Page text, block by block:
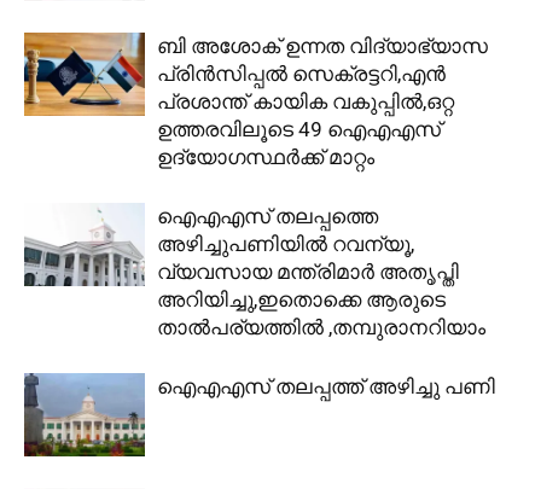
ബി അശോക് ഉന്നത വിദ്യാഭ്യാസ
പ്രിൻസിപ്പൽ സെക്രട്ടറി,എൻ
പ്രശാന്ത് കായിക വകുപ്പിൽ,ഒറ്റ
ഉത്തരവിലൂടെ 49 ഐഎഎസ്
ഉദ്യോഗസ്ഥർക്ക് മാറ്റം
ഐഎഎസ് തലപ്പത്തെ
അഴിച്ചുപണിയില്‍ റവന്യൂ,
വ്യവസായ മന്ത്രിമാര്‍ അതൃപ്തി
അറിയിച്ചു,ഇതൊക്കെ ആരുടെ
താല്‍പര്യത്തില്‍ ,തമ്പുരാനറിയാം
ഐഎഎസ് തലപ്പത്ത് അഴിച്ചു പണി